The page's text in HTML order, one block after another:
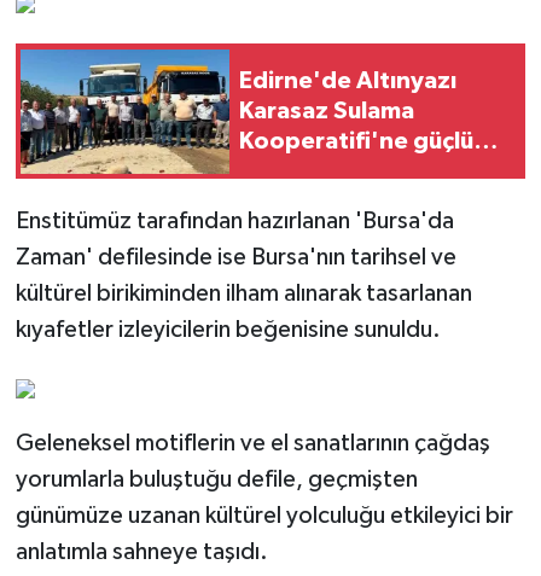
Edirne'de Altınyazı
Karasaz Sulama
Kooperatifi'ne güçlü
Enstitümüz tarafından hazırlanan 'Bursa'da
Zaman' defilesinde ise Bursa'nın tarihsel ve
kültürel birikiminden ilham alınarak tasarlanan
kıyafetler izleyicilerin beğenisine sunuldu.
Geleneksel motiflerin ve el sanatlarının çağdaş
yorumlarla buluştuğu defile, geçmişten
günümüze uzanan kültürel yolculuğu etkileyici bir
anlatımla sahneye taşıdı.